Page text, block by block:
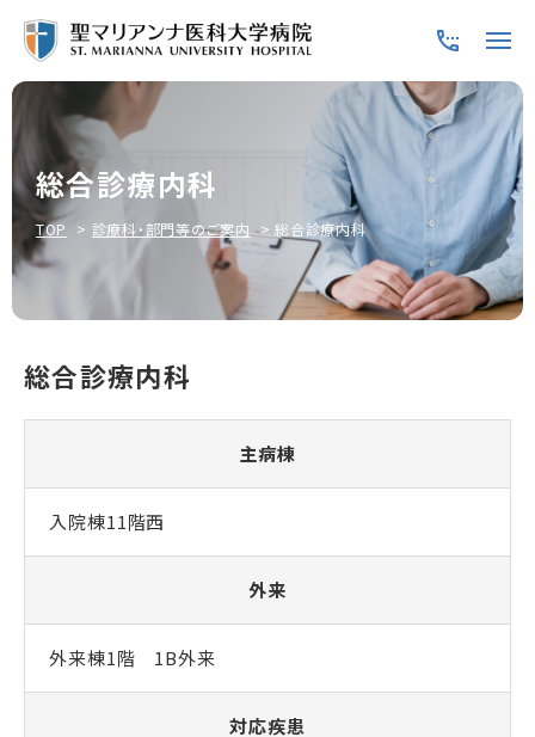
総合診療内科
TOP 診療科・部門等のご案内 総合診療内科
総合診療内科
主病棟
入院棟11階西
外来
外来棟1階 1B外来
対応疾患